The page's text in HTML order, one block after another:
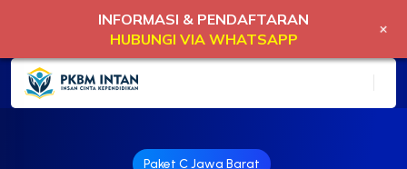
Paket C Jawa Barat
INFORMASI & PENDAFTARAN
HUBUNGI VIA WHATSAPP
+